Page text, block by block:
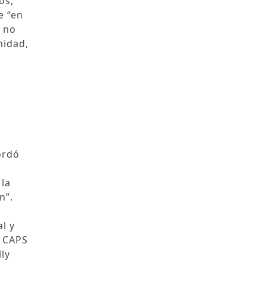
“en
y